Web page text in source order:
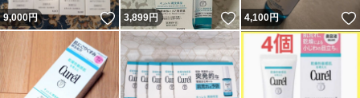
9,000円 いいね！
3,899円 いいね！
4,100円